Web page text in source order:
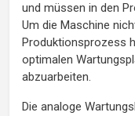
und müssen in den
Um die Maschine
Produktionsprozess
optimalen
abzuarbeiten.
Die analoge